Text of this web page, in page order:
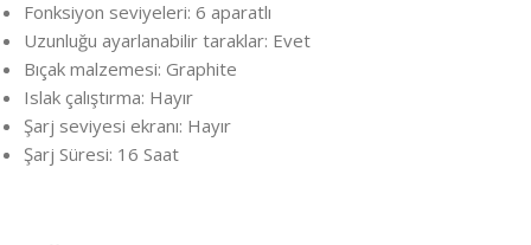
Fonksiyon seviyeleri: 6 aparatlı
Uzunluğu ayarlanabilir taraklar: Evet
Bıçak malzemesi: Graphite
Islak çalıştırma: Hayır
Şarj seviyesi ekranı: Hayır
Şarj Süresi: 16 Saat